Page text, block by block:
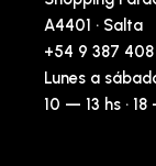
A4401 · Salta
+54 9 387
Lunes a
10 — 13 hs ·